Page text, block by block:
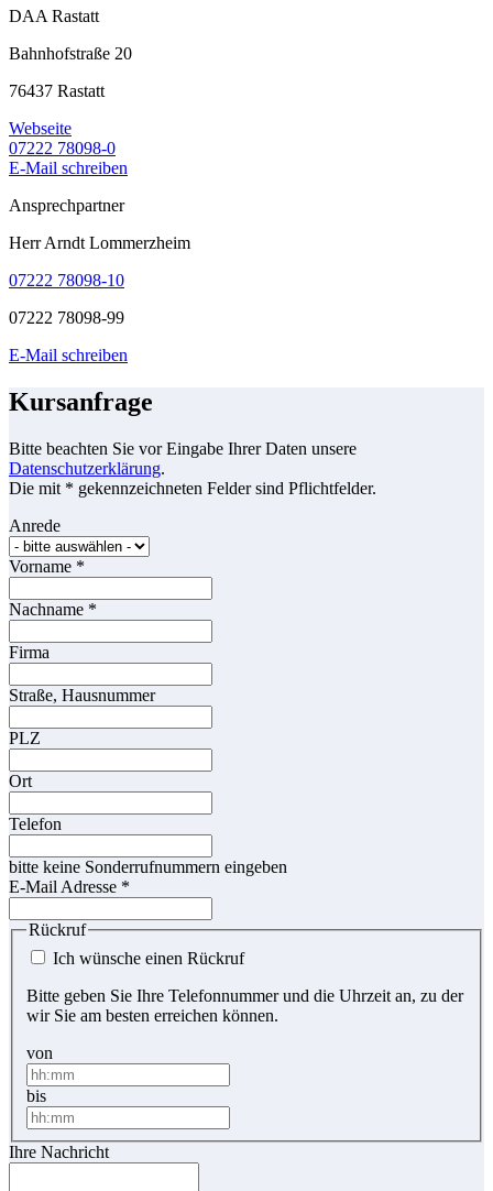
DAA Rastatt
Bahnhofstraße 20
76437 Rastatt
Webseite
07222 78098-0
E-Mail schreiben
Ansprechpartner
Herr Arndt Lommerzheim
07222 78098-10
07222 78098-99
E-Mail schreiben
Kursanfrage
Bitte beachten Sie vor Eingabe Ihrer Daten unsere
Datenschutzerklärung.
Die mit * gekennzeichneten Felder sind Pflichtfelder.
Anrede
Vorname *
Nachname *
Firma
Straße, Hausnummer
PLZ
Ort
Telefon
bitte keine Sonderrufnummern eingeben
E-Mail Adresse *
Rückruf
Ich wünsche einen Rückruf
Bitte geben Sie Ihre Telefonnummer und die Uhrzeit an, zu der
wir Sie am besten erreichen können.
von
bis
Ihre Nachricht